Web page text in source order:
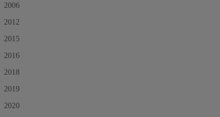
2006
2012
2015
2016
2018
2019
2020